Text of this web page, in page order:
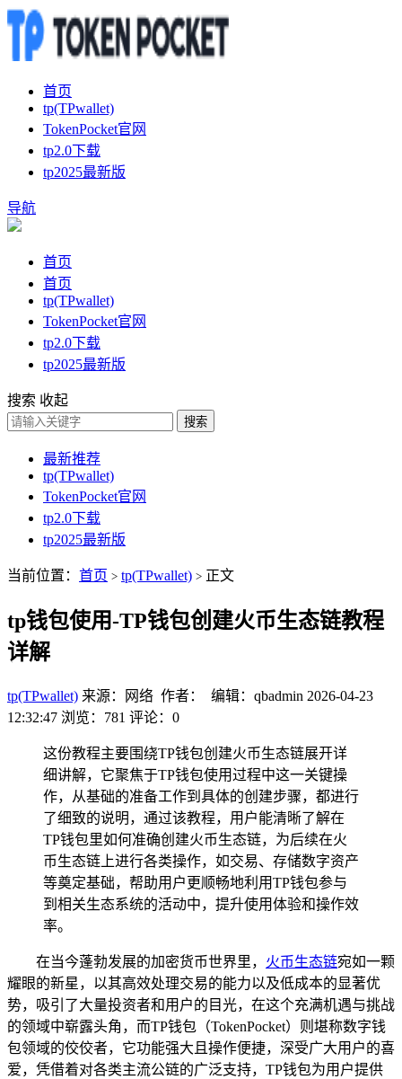
首页
tp(TPwallet)
TokenPocket官网
tp2.0下载
tp2025最新版
导航
首页
首页
tp(TPwallet)
TokenPocket官网
tp2.0下载
tp2025最新版
搜索 收起
搜索
最新推荐
tp(TPwallet)
TokenPocket官网
tp2.0下载
tp2025最新版
当前位置： 首页 > tp(TPwallet) > 正文
tp钱包使用-TP钱包创建火币生态链教程
详解
tp(TPwallet) 来源：网络 作者： 编辑：qbadmin 2026-04-23
12:32:47 浏览：781 评论：0
这份教程主要围绕TP钱包创建火币生态链展开详
细讲解，它聚焦于TP钱包使用过程中这一关键操
作，从基础的准备工作到具体的创建步骤，都进行
了细致的说明，通过该教程，用户能清晰了解在
TP钱包里如何准确创建火币生态链，为后续在火
币生态链上进行各类操作，如交易、存储数字资产
等奠定基础，帮助用户更顺畅地利用TP钱包参与
到相关生态系统的活动中，提升使用体验和操作效
率。
在当今蓬勃发展的加密货币世界里， 火币生态链宛如一颗
耀眼的新星，以其高效处理交易的能力以及低成本的显著优
势，吸引了大量投资者和用户的目光，在这个充满机遇与挑战
的领域中崭露头角，而TP钱包（TokenPocket）则堪称数字钱
包领域的佼佼者，它功能强大且操作便捷，深受广大用户的喜
爱，凭借着对各类主流公链的广泛支持，TP钱包为用户提供